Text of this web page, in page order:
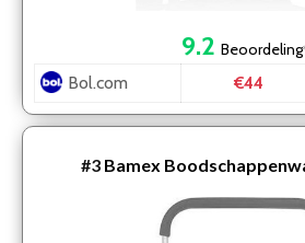
9.2 Beoordeling
Bol.com €44
#3 Bamex